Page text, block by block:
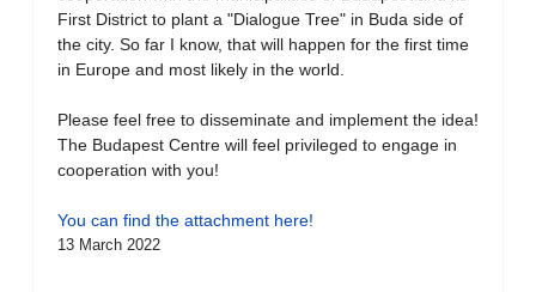
First District to plant a "Dialogue Tree" in Buda side of
the city. So far I know, that will happen for the first time
in Europe and most likely in the world.
Please feel free to disseminate and implement the idea!
The Budapest Centre will feel privileged to engage in
cooperation with you!
You can find the attachment here!
13 March 2022